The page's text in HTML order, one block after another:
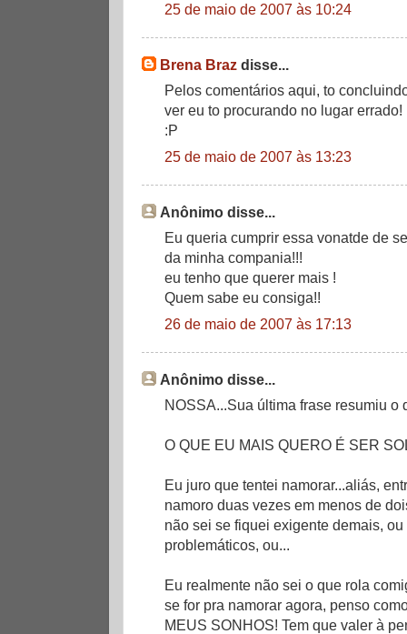
25 de maio de 2007 às 10:24
Brena Braz disse...
Pelos comentários aqui, to
ver eu to procurando no lugar errado!
:P
25 de maio de 2007 às 13:23
Anônimo disse...
Eu queria cumprir essa vonatde de
da minha compania!!!
eu tenho que querer mais !
Quem sabe eu consiga!!
26 de maio de 2007 às 17:13
Anônimo disse...
NOSSA...Sua última frase resumiu o
O QUE EU MAIS QUERO É SER
Eu juro que tentei namorar...aliás,
namoro duas vezes em menos de
não sei se fiquei exigente demais,
problemáticos, ou...
Eu realmente não sei o que rola
se for pra namorar agora, penso
MEUS SONHOS! Tem que valer à